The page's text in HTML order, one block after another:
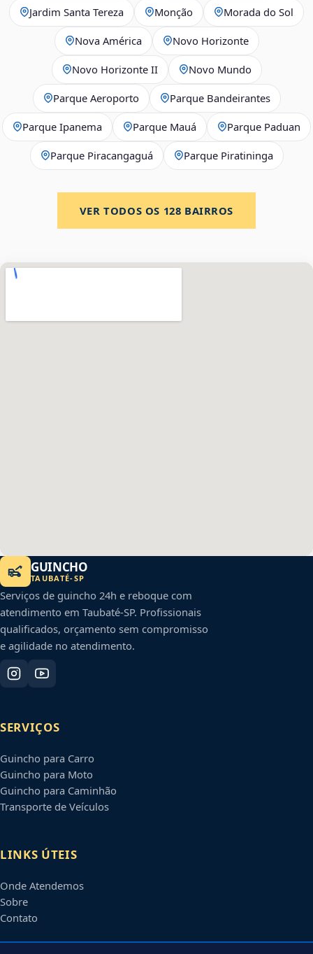
Jardim Santa Tereza Monção Morada do Sol
Nova América Novo Horizonte
Novo Horizonte II Novo Mundo
Parque Aeroporto Parque Bandeirantes
Parque Ipanema Parque Mauá Parque Paduan
Parque Piracangaguá Parque Piratininga
VER TODOS OS 128 BAIRROS
GUINCHO
TAUBATÉ-SP
Serviços de guincho 24h e reboque com
atendimento em Taubaté-SP. Profissionais
qualificados, orçamento sem compromisso
e agilidade no atendimento.
SERVIÇOS
Guincho para Carro
Guincho para Moto
Guincho para Caminhão
Transporte de Veículos
LINKS ÚTEIS
Onde Atendemos
Sobre
Contato